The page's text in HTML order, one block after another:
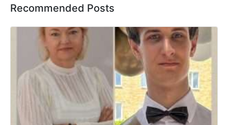
Recommended Posts